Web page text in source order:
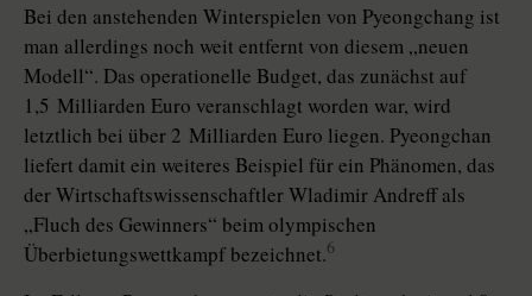
Bei den anstehenden Winterspielen von Pyeongchang ist
man allerdings noch weit entfernt von diesem „neuen
Modell“. Das operationelle Budget, das zunächst auf
1,5 Milliarden Euro veranschlagt worden war, wird
letztlich bei über 2 Milliarden Euro liegen. Pyeong­chan
liefert damit ein weiteres Beispiel für ein Phänomen, das
der Wirtschaftswissenschaftler Wladimir Andreff als
„Fluch des Gewinners“ beim olympischen
Überbietungswettkampf bezeichnet.6